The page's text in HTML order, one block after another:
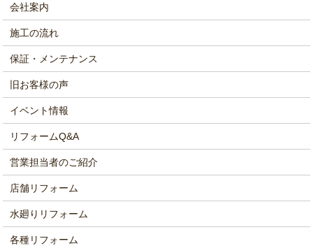
会社案内
施工の流れ
保証・メンテナンス
旧お客様の声
イベント情報
リフォームQ&A
営業担当者のご紹介
店舗リフォーム
水廻りリフォーム
各種リフォーム